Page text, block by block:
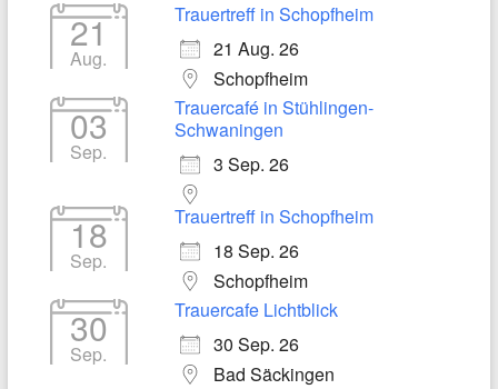
21
Aug.
Trauertreff in Schopfheim
21 Aug. 26
Schopfheim
03
Sep.
Trauercafé in Stühlingen-
Schwaningen
3 Sep. 26
18
Sep.
Trauertreff in Schopfheim
18 Sep. 26
Schopfheim
30
Sep.
Trauercafe Lichtblick
30 Sep. 26
Bad Säckingen